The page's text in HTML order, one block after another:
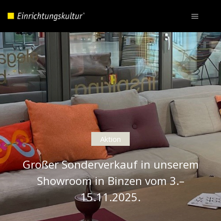
Aktion
Großer Sonderverkauf in unserem
Showroom in Binzen vom 3.–
15.11.2025.